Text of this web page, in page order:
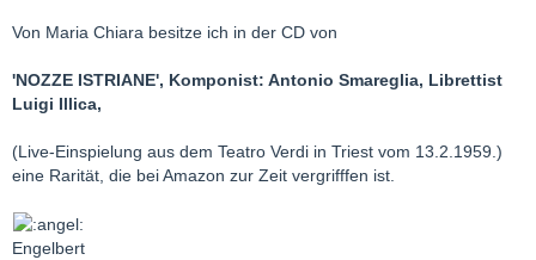
Von Maria Chiara besitze ich in der CD von
'NOZZE ISTRIANE', Komponist: Antonio Smareglia, Librettist
Luigi Illica,
(Live-Einspielung aus dem Teatro Verdi in Triest vom 13.2.1959.)
eine Rarität, die bei Amazon zur Zeit vergrifffen ist.
Engelbert